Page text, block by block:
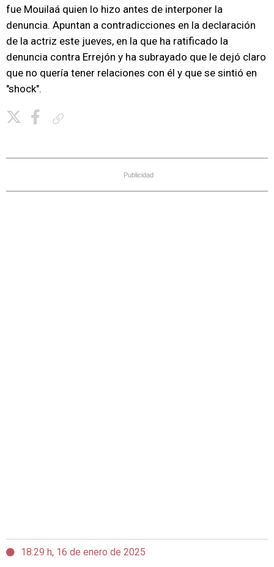
fue Mouilaá quien lo hizo antes de interponer la
denuncia. Apuntan a contradicciones en la declaración
de la actriz este jueves, en la que ha ratificado la
denuncia contra Errejón y ha subrayado que le dejó claro
que no quería tener relaciones con él y que se sintió en
"shock".
Publicidad
18:29 h, 16 de enero de 2025